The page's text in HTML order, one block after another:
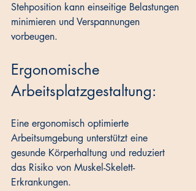
Stehposition kann einseitige Belastungen
minimieren und Verspannungen
vorbeugen.
Ergonomische
Arbeitsplatzgestaltung:
Eine ergonomisch optimierte
Arbeitsumgebung unterstützt eine
gesunde Körperhaltung und reduziert
das Risiko von Muskel-Skelett-
Erkrankungen.